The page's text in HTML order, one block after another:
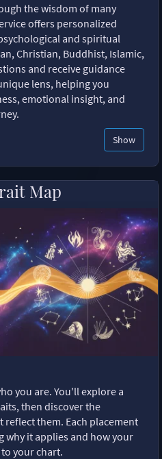
the wisdom of many
offers personalized
and spiritual
Christian, Buddhist, Islamic,
and receive guidance
lens, helping you
emotional insight, and
Show
Map
you are. You'll explore a
then discover the
them. Each placement
why it applies and how your
your chart.